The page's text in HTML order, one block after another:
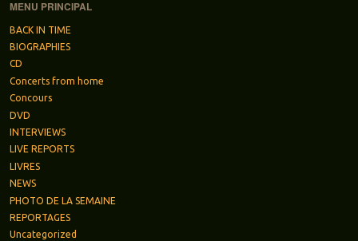
MENU PRINCIPAL
BACK IN TIME
BIOGRAPHIES
CD
Concerts from home
Concours
DVD
INTERVIEWS
LIVE REPORTS
LIVRES
NEWS
PHOTO DE LA SEMAINE
REPORTAGES
Uncategorized